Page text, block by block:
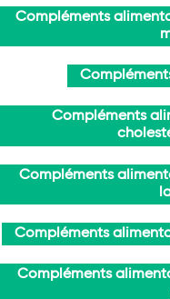
Compléments
Compléments
Compléments
Compléments
Compléments